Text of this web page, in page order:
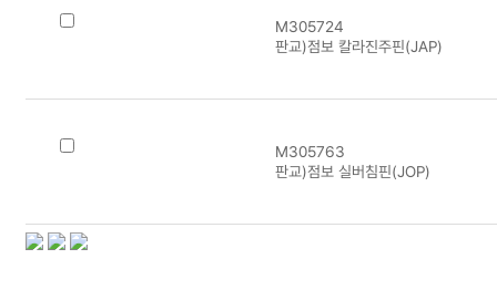
M305724
판교)점보 칼라진주핀(JAP)
M305763
판교)점보 실버침핀(JOP)